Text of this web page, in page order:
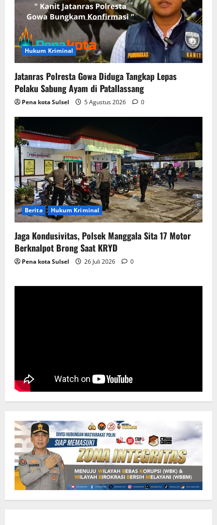
Hukum Kriminal
Jatanras Polresta Gowa Diduga Tangkap Lepas
Pelaku Sabung Ayam di Patallassang
Pena kota Sulsel 5 Agustus 2026 0
Berita Hukum Kriminal
Jaga Kondusivitas, Polsek Manggala Sita 17 Motor
Berknalpot Brong Saat KRYD
Pena kota Sulsel 26 Juli 2026 0